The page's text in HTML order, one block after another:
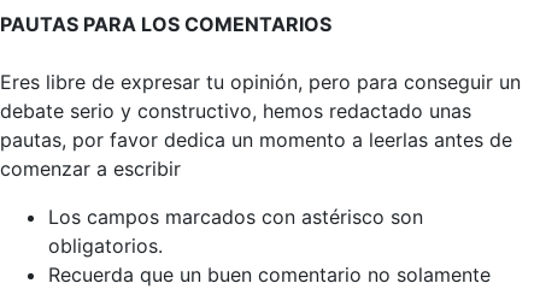
PAUTAS PARA LOS COMENTARIOS
Eres libre de expresar tu opinión, pero para conseguir un
debate serio y constructivo, hemos redactado unas
pautas, por favor dedica un momento a leerlas antes de
comenzar a escribir
Los campos marcados con astérisco son
obligatorios.
Recuerda que un buen comentario no solamente